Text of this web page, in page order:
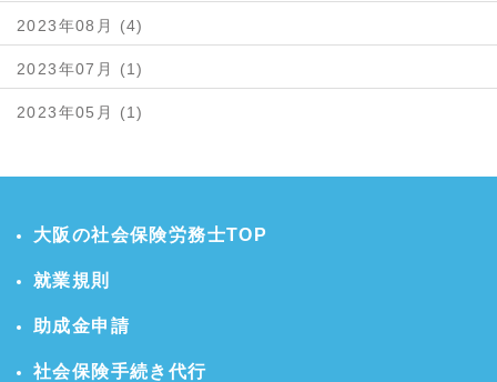
2023年08月 (4)
2023年07月 (1)
2023年05月 (1)
大阪の社会保険労務士TOP
就業規則
助成金申請
社会保険手続き代行